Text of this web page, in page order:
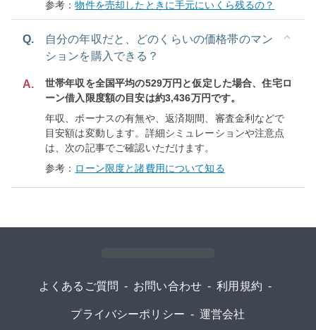
参考：物件を売却したときに手元にいくら残るの？
Q.
自分の年収だと、どのくらいの価格帯のマン
ションを購入できる？
A.
世帯年収を全国平均の529万円と仮定した場合、住宅ロ
ーン借入限度額の目安は約3,436万円です。
年収、ボーナスの有無や、返済期間、審査金利などで
目安額は変動します。詳細シミュレーションや注意点
は、次の記事でご確認いただけます。
参考： ローン限度と諸費用について知る
よくあるご質問 - お問い合わせ - 利用規約 -
プライバシーポリシー - 運営会社